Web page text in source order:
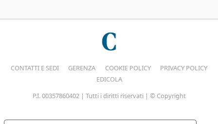
CONTATTI E SEDI GERENZA COOKIE POLICY
PRIVACY POLICY
EDICOLA
P.I. 00357860402 | Tutti i diritti riservati | © Copyright